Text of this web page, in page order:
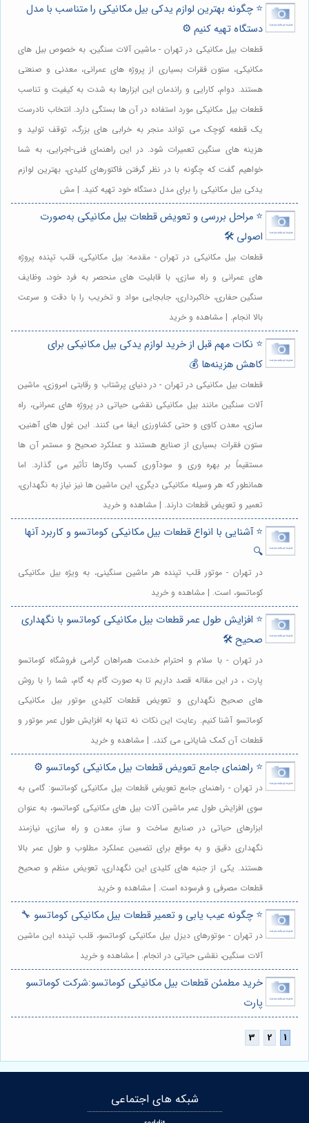
⭐️ چگونه بهترین لوازم یدکی بیل مکانیکی را متناسب با مدل
دستگاه تهیه کنیم ⚙️
قطعات بیل مکانیکی در تهران - ماشین آلات سنگین، به خصوص بیل های
مکانیکی، ستون فقرات بسیاری از پروژه های عمرانی، معدنی و صنعتی
هستند. دوام، کارایی و راندمان این ابزارها به شدت به کیفیت و تناسب
قطعات بیل مکانیکی مورد استفاده در آن ها بستگی دارد. انتخاب نادرست
یک قطعه کوچک می تواند منجر به خرابی های بزرگ، توقف تولید و
هزینه های سنگین تعمیرات شود. در این راهنمای فنی-اجرایی، به شما
خواهیم گفت که چگونه با در نظر گرفتن فاکتورهای کلیدی، بهترین لوازم
یدکی بیل مکانیکی را برای مدل دستگاه خود تهیه کنید. | مش
⭐️ مراحل بررسی و تعویض قطعات بیل مکانیکی به‌صورت
اصولی 🛠️
قطعات بیل مکانیکی در تهران - مقدمه: بیل مکانیکی، قلب تپنده پروژه
های عمرانی و راه سازی، با قابلیت های منحصر به فرد خود، وظایف
سنگین حفاری، خاکبرداری، جابجایی مواد و تخریب را با دقت و سرعت
بالا انجام. | مشاهده و خرید
⭐️ نکات مهم قبل از خرید لوازم یدکی بیل مکانیکی برای
کاهش هزینه‌ها 💰
قطعات بیل مکانیکی در تهران - در دنیای پرشتاب و رقابتی امروزی، ماشین
آلات سنگین مانند بیل مکانیکی نقشی حیاتی در پروژه های عمرانی، راه
سازی، معدن کاوی و حتی کشاورزی ایفا می کنند. این غول های آهنین،
ستون فقرات بسیاری از صنایع هستند و عملکرد صحیح و مستمر آن ها
مستقیماً بر بهره وری و سودآوری کسب وکارها تأثیر می گذارد. اما
همانطور که هر وسیله مکانیکی دیگری، این ماشین ها نیز نیاز به نگهداری،
تعمیر و تعویض قطعات دارند. | مشاهده و خرید
⭐️ آشنایی با انواع قطعات بیل مکانیکی کوماتسو و کاربرد آنها
🔍
در تهران - موتور قلب تپنده هر ماشین سنگینی، به ویژه بیل مکانیکی
کوماتسو، است. | مشاهده و خرید
⭐️ افزایش طول عمر قطعات بیل مکانیکی کوماتسو با نگهداری
صحیح 🛠️
در تهران - با سلام و احترام خدمت همراهان گرامی فروشگاه کوماتسو
پارت ، در این مقاله قصد داریم تا به صورت گام به گام، شما را با روش
های صحیح نگهداری و تعویض قطعات کلیدی موتور بیل مکانیکی
کوماتسو آشنا کنیم. رعایت این نکات نه تنها به افزایش طول عمر موتور و
قطعات آن کمک شایانی می کند،. | مشاهده و خرید
⭐️ راهنمای جامع تعویض قطعات بیل مکانیکی کوماتسو ⚙️
در تهران - راهنمای جامع تعویض قطعات بیل مکانیکی کوماتسو: گامی به
سوی افزایش طول عمر ماشین آلات بیل های مکانیکی کوماتسو، به عنوان
ابزارهای حیاتی در صنایع ساخت و ساز، معدن و راه سازی، نیازمند
نگهداری دقیق و به موقع برای تضمین عملکرد مطلوب و طول عمر بالا
هستند. یکی از جنبه های کلیدی این نگهداری، تعویض منظم و صحیح
قطعات مصرفی و فرسوده است. | مشاهده و خرید
⭐️ چگونه عیب یابی و تعمیر قطعات بیل مکانیکی کوماتسو 🔧
در تهران - موتورهای دیزل بیل مکانیکی کوماتسو، قلب تپنده این ماشین
آلات سنگین، نقشی حیاتی در انجام. | مشاهده و خرید
خرید مطمئن قطعات بیل مکانیکی کوماتسو:شرکت کوماتسو
پارت
شبکه های اجتماعی